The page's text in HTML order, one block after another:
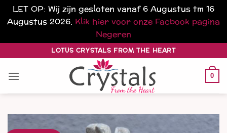
LET OP: Wij zijn gesloten vanaf 6 Augustus tm 16
Augustus 2026. Klik hier voor onze Facbook pagina
Negeren
naar
inhoud
LOTUS CRYSTALS FROM THE HEART
0